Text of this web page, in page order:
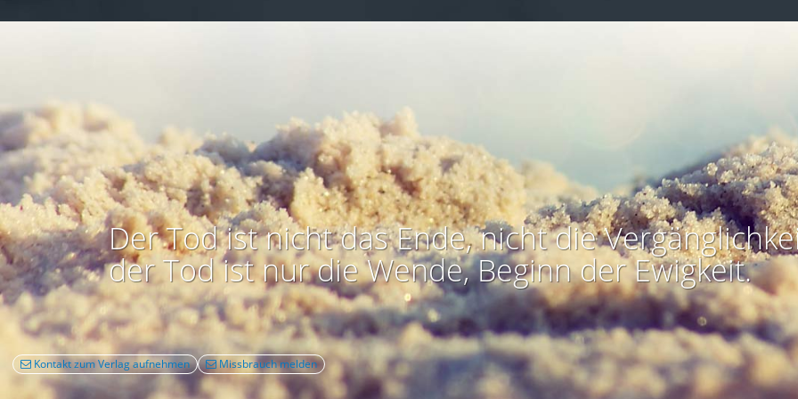
Der Tod ist nicht das Ende, nicht die
der Tod ist nur die Wende, Beginn der Ewigkeit.
Kontakt zum Verlag aufnehmen Missbrauch melden